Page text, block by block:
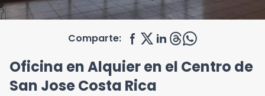
Comparte:
Oficina en Alquier en el Centro de
San Jose Costa Rica